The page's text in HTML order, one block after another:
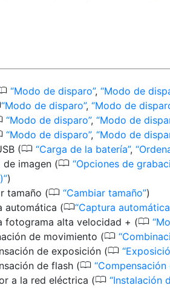
Modo de disparo , Modo de
Modo de disparo , Modo de
Modo de disparo , Modo de
Modo de disparo , Modo de
(0 Carga de la batería ,
de imagen (0 Opciones de
)
tamaño (0 Cambiar tamaño )
automática (0 Captura automática
fotograma alta velocidad + (0
de movimiento (0
de exposición (0
de flash (0 Compensación
a la red eléctrica (0 Instalación